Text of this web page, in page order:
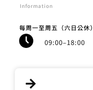
Information
每周一至周五（六日公休）
09:00–18:00